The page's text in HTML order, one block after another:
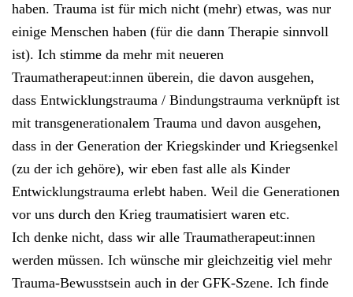
haben. Trauma ist für mich nicht (mehr) etwas, was nur
einige Menschen haben (für die dann Therapie sinnvoll
ist). Ich stimme da mehr mit neueren
Traumatherapeut:innen überein, die davon ausgehen,
dass Entwicklungstrauma / Bindungstrauma verknüpft ist
mit transgenerationalem Trauma und davon ausgehen,
dass in der Generation der Kriegskinder und Kriegsenkel
(zu der ich gehöre), wir eben fast alle als Kinder
Entwicklungstrauma erlebt haben. Weil die Generationen
vor uns durch den Krieg traumatisiert waren etc.
Ich denke nicht, dass wir alle Traumatherapeut:innen
werden müssen. Ich wünsche mir gleichzeitig viel mehr
Trauma-Bewusstsein auch in der GFK-Szene. Ich finde